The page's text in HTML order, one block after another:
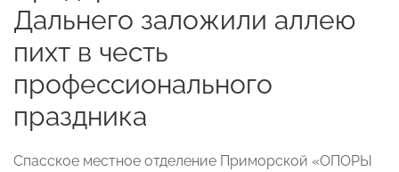
Дальнего заложили аллею
пихт в честь
профессионального
праздника
Спасское местное отделение Приморской «ОПОРЫ